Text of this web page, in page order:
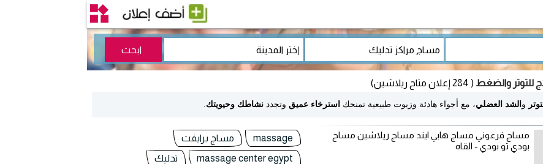
للتوتر والضغط ( 284 إعلان متاح ريلاشين)
و الشد العضلي، مع أجواء هادئة وزيوت طبيعية تمنحك استرخاء عميق وتجدد نشاطك وحيويتك.
مساج فرعوني مساج هابي ايند مساج ريلاشين مساج
بودي تو بودي - القاه
massage
مساج برايفت
massage center egypt
تدليك